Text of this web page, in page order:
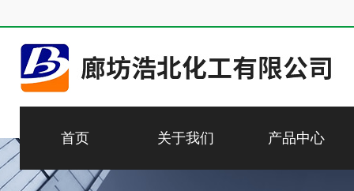
首页 关于我们 产品中心